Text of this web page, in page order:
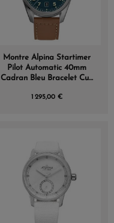
Montre Alpina Startimer
Pilot Automatic 40mm
Cadran Bleu Bracelet Cuir
1 295,00 €